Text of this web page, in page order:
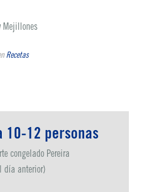
Recetas
10-12 personas
congelado Pereira
día anterior)